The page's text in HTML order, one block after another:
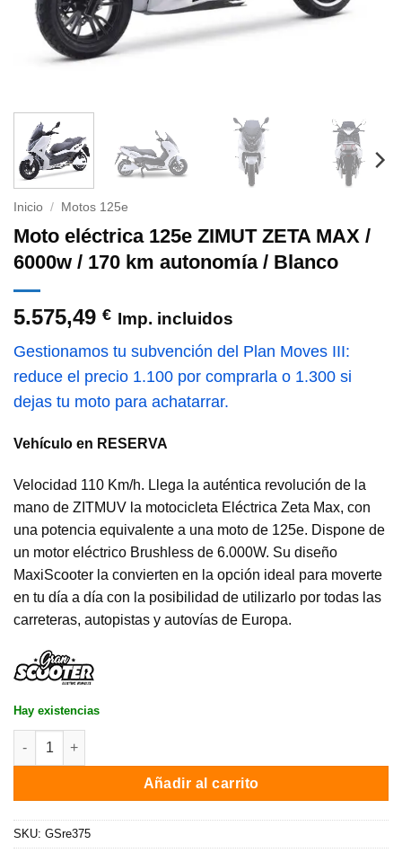
Inicio / Motos 125e
Moto eléctrica 125e ZIMUT ZETA MAX /
6000w / 170 km autonomía / Blanco
5.575,49 € Imp. incluidos
Gestionamos tu subvención del Plan Moves III:
reduce el precio 1.100 por comprarla o 1.300 si
dejas tu moto para achatarrar.
Vehículo en RESERVA
Velocidad 110 Km/h. Llega la auténtica revolución de la
mano de ZITMUV la motocicleta Eléctrica Zeta Max, con
una potencia equivalente a una moto de 125e. Dispone de
un motor eléctrico Brushless de 6.000W. Su diseño
MaxiScooter la convierten en la opción ideal para moverte
en tu día a día con la posibilidad de utilizarlo por todas las
carreteras, autopistas y autovías de Europa.
Hay existencias
Moto eléctrica 125e ZIMUT ZETA MAX / 6000w / 170 km
Añadir al carrito
SKU: GSre375